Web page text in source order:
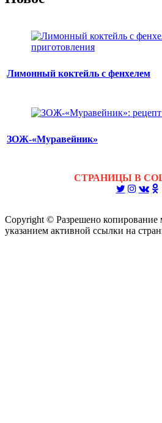
Лимонный коктейль с фенхелем
ЗОЖ-«Муравейник»
СТРАНИЦЫ В
Copyright © Разрешено копирование
указанием активной ссылки на